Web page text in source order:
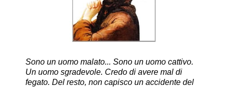
Sono un uomo malato... Sono un uomo cattivo.
Un uomo sgradevole. Credo di avere mal di
fegato. Del resto, non capisco un accidente del